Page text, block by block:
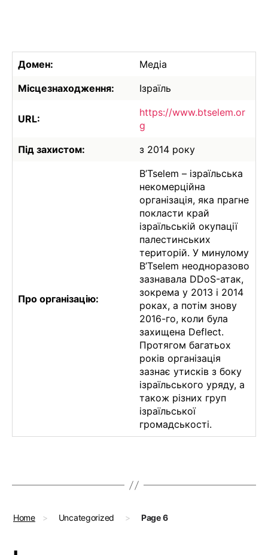
Домен:
Медіа
Місцезнаходження:
Ізраїль
URL:
https://www.btselem.or
g
Під захистом:
з 2014 року
Про організацію:
B’Tselem – ізраїльська
некомерційна
організація, яка прагне
покласти край
ізраїльській окупації
палестинських
територій. У минулому
B’Tselem неодноразово
зазнавала DDoS-атак,
зокрема у 2013 і 2014
роках, а потім знову
2016-го, коли була
захищена Deflect.
Протягом багатьох
років організація
зазнає утисків з боку
ізраїльського уряду, а
також різних груп
ізраїльської
громадськості.
Home > Uncategorized > Page 6